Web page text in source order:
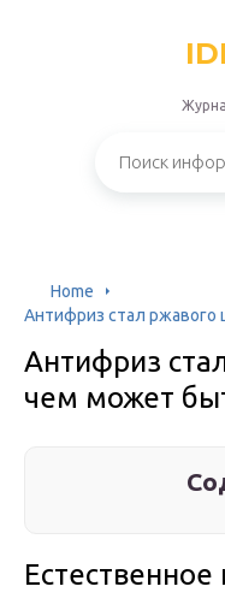
Home
Антифриз стал ржавого
Антифриз
чем может